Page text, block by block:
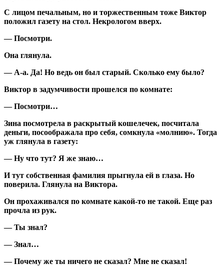
С лицом печальным, но и торжественным тоже Виктор
положил газету на стол. Некрологом вверх.
— Посмотри.
Она глянула.
— А-а. Да! Но ведь он был старый. Сколько ему было?
Виктор в задумчивости прошелся по комнате:
— Посмотри…
Зина посмотрела в раскрытый кошелечек, посчитала
деньги, посоображала про себя, сомкнула «молнию». Тогда
уж глянула в газету:
— Ну что тут? Я же знаю…
И тут собственная фамилия прыгнула ей в глаза. Но
поверила. Глянула на Виктора.
Он прохаживался по комнате какой-то не такой. Еще раз
прочла из рук.
— Ты знал?
— Знал…
— Почему же ты ничего не сказал? Мне не сказал!